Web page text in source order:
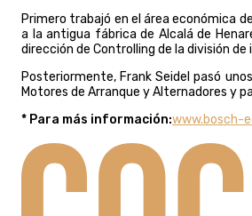
Primero trabajó en el área económica
a la antigua fábrica de Alcalá de
dirección de Controlling de la división
Posteriormente, Frank Seidel pasó
Motores de Arranque y Alternadores y
* Para más información:www.bosch-